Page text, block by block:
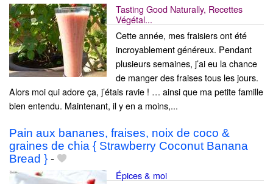
Tasting Good Naturally, Recettes
Végétal...
Cette année, mes fraisiers ont été
incroyablement généreux. Pendant
plusieurs semaines, j’ai eu la chance
de manger des fraises tous les jours.
Alors moi qui adore ça, j’étais ravie ! … ainsi que ma petite famille
bien entendu. Maintenant, il y en a moins,...
Pain aux bananes, fraises, noix de coco &
graines de chia { Strawberry Coconut Banana
Bread } -
Épices & moi